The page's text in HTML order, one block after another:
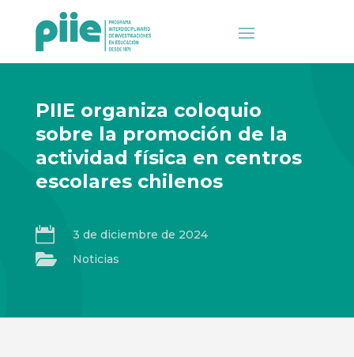
PIIE organiza coloquio
sobre la promoción de la
actividad física en centros
escolares chilenos
 3 de diciembre de 2024
 Noticias